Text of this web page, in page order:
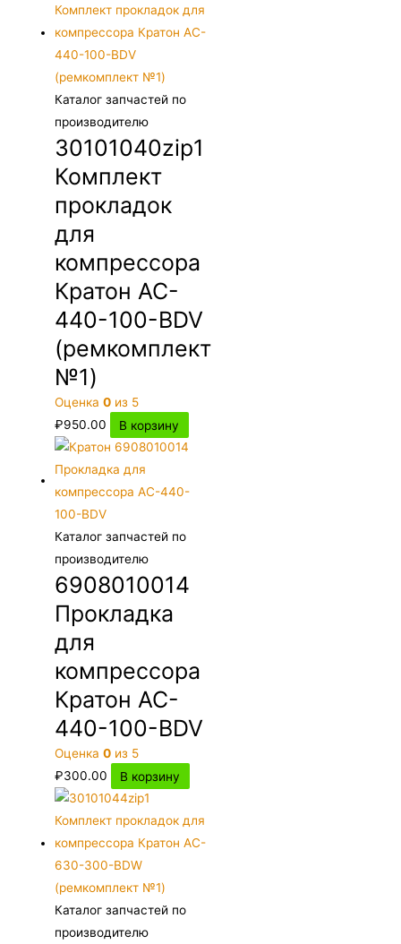
Каталог запчастей по
производителю
30101040zip1
Комплект
прокладок
для
компрессора
Кратон AC-
440-100-BDV
(ремкомплект
№1)
Оценка0 из 5
₽950.00 В корзину
Каталог запчастей по
производителю
6908010014
Прокладка
для
компрессора
Кратон AC-
440-100-BDV
Оценка0 из 5
₽300.00 В корзину
Каталог запчастей по
производителю